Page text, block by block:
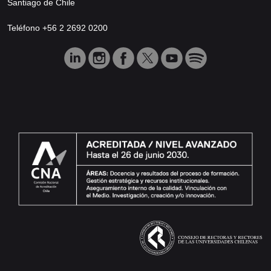
Santiago de Chile
Teléfono +56 2 2692 0200